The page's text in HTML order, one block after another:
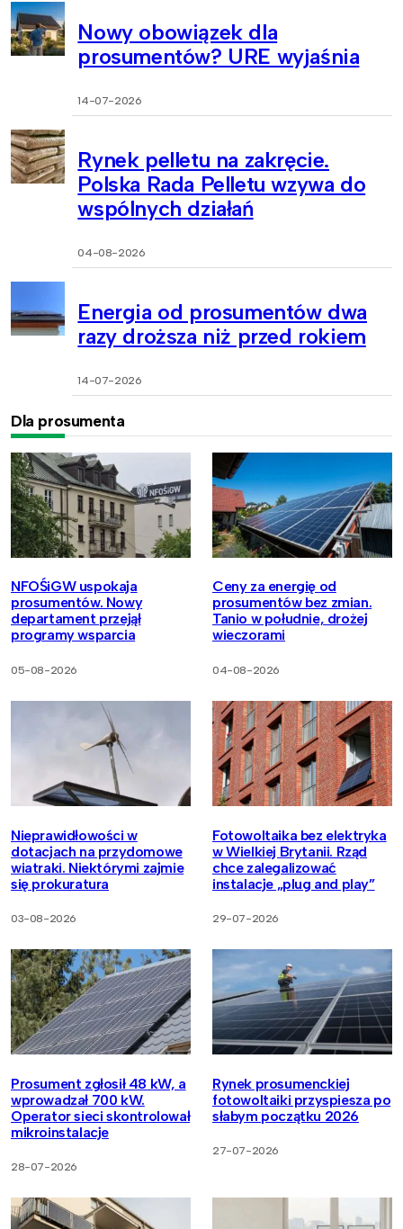
Nowy obowiązek dla
prosumentów? URE wyjaśnia
14-07-2026
Rynek pelletu na zakręcie.
Polska Rada Pelletu wzywa do
wspólnych działań
04-08-2026
Energia od prosumentów dwa
razy droższa niż przed rokiem
14-07-2026
Dla prosumenta
NFOŚiGW uspokaja
prosumentów. Nowy
departament przejął
programy wsparcia
05-08-2026
Ceny za energię od
prosumentów bez zmian.
Tanio w południe, drożej
wieczorami
04-08-2026
Nieprawidłowości w
dotacjach na przydomowe
wiatraki. Niektórymi zajmie
się prokuratura
03-08-2026
Fotowoltaika bez elektryka
w Wielkiej Brytanii. Rząd
chce zalegalizować
instalacje „plug and play”
29-07-2026
Prosument zgłosił 48 kW, a
wprowadzał 700 kW.
Operator sieci skontrolował
mikroinstalacje
28-07-2026
Rynek prosumenckiej
fotowoltaiki przyspiesza po
słabym początku 2026
27-07-2026